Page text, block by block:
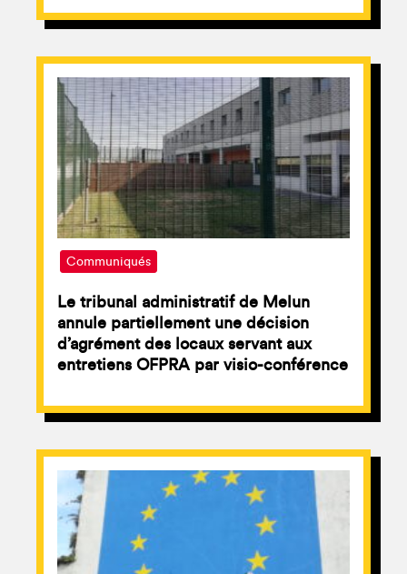
Communiqués
Le tribunal administratif de Melun
annule partiellement une décision
d’agrément des locaux servant aux
entretiens OFPRA par visio-conférence